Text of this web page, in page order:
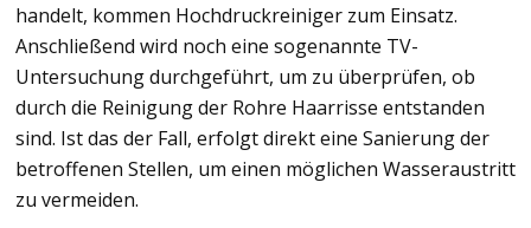
handelt, kommen Hochdruckreiniger zum Einsatz.
Anschließend wird noch eine sogenannte TV-
Untersuchung durchgeführt, um zu überprüfen, ob
durch die Reinigung der Rohre Haarrisse entstanden
sind. Ist das der Fall, erfolgt direkt eine Sanierung der
betroffenen Stellen, um einen möglichen Wasseraustritt
zu vermeiden.